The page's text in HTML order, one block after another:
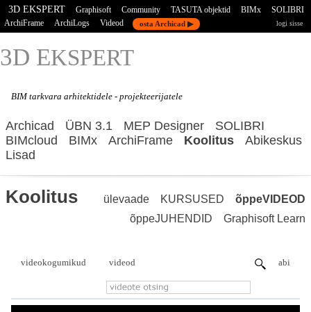
3D EKSPERT Graphisoft Community TASUTA objektid BIMx
SOLIBRI
ArchiFrame
ArchiLogs Videod osta Archicad ▶ logi sisse
3D EKSPERT
BIM tarkvara arhitektidele - projekteerijatele
Archicad ÜBN 3.1 MEP Designer
SOLIBRI
BIMcloud
BIMx ArchiFrame Koolitus
Abikeskus
Lisad
Koolitus ülevaade KURSUSED
õppeVIDEOD
õppeJUHENDID
Graphisoft Learn
videokogumikud videod abi